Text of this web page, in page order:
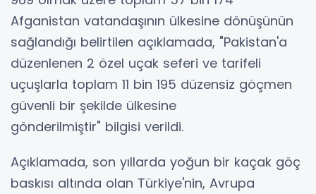
Afganistan vatandaşının ülkesine dönüşünün
sağlandığı belirtilen açıklamada, "Pakistan'a
düzenlenen 2 özel uçak seferi ve tarifeli
uçuşlarla toplam 11 bin 195 düzensiz göçmen
güvenli bir şekilde ülkesine
gönderilmiştir" bilgisi verildi.
Açıklamada, son yıllarda yoğun bir kaçak göç
baskısı altında olan Türkiye'nin, Avrupa